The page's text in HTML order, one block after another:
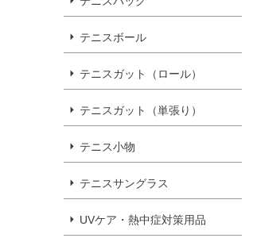
テニスボール
テニスガット（ロール）
テニスガット（単張り）
テニス小物
テニスサングラス
UVケア・熱中症対策用品